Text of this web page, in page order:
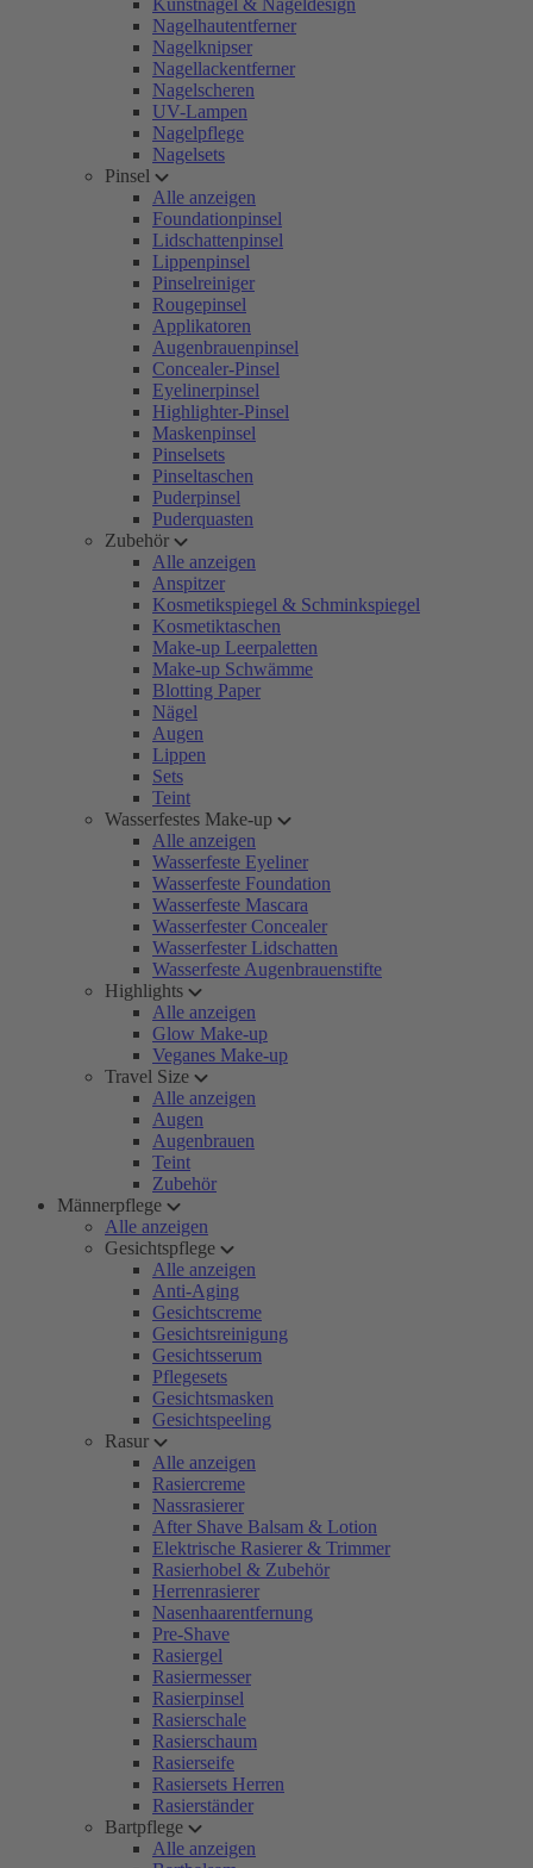
Kunstnägel & Nageldesign
Nagelhautentferner
Nagelknipser
Nagellackentferner
Nagelscheren
UV-Lampen
Nagelpflege
Nagelsets
Pinsel
Alle anzeigen
Foundationpinsel
Lidschattenpinsel
Lippenpinsel
Pinselreiniger
Rougepinsel
Applikatoren
Augenbrauenpinsel
Concealer-Pinsel
Eyelinerpinsel
Highlighter-Pinsel
Maskenpinsel
Pinselsets
Pinseltaschen
Puderpinsel
Puderquasten
Zubehör
Alle anzeigen
Anspitzer
Kosmetikspiegel & Schminkspiegel
Kosmetiktaschen
Make-up Leerpaletten
Make-up Schwämme
Blotting Paper
Nägel
Augen
Lippen
Sets
Teint
Wasserfestes Make-up
Alle anzeigen
Wasserfeste Eyeliner
Wasserfeste Foundation
Wasserfeste Mascara
Wasserfester Concealer
Wasserfester Lidschatten
Wasserfeste Augenbrauenstifte
Highlights
Alle anzeigen
Glow Make-up
Veganes Make-up
Travel Size
Alle anzeigen
Augen
Augenbrauen
Teint
Zubehör
Männerpflege
Alle anzeigen
Gesichtspflege
Alle anzeigen
Anti-Aging
Gesichtscreme
Gesichtsreinigung
Gesichtsserum
Pflegesets
Gesichtsmasken
Gesichtspeeling
Rasur
Alle anzeigen
Rasiercreme
Nassrasierer
After Shave Balsam & Lotion
Elektrische Rasierer & Trimmer
Rasierhobel & Zubehör
Herrenrasierer
Nasenhaarentfernung
Pre-Shave
Rasiergel
Rasiermesser
Rasierpinsel
Rasierschale
Rasierschaum
Rasierseife
Rasiersets Herren
Rasierständer
Bartpflege
Alle anzeigen